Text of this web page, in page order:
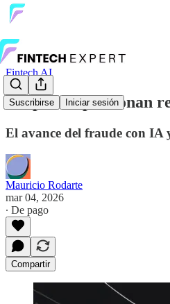
Suscribirse Iniciar sesión
Fintech AI
Deepfakes presionan
El avance del fraude con IA
Mauricio Rodarte
mar 04, 2026
∙ De pago
Compartir